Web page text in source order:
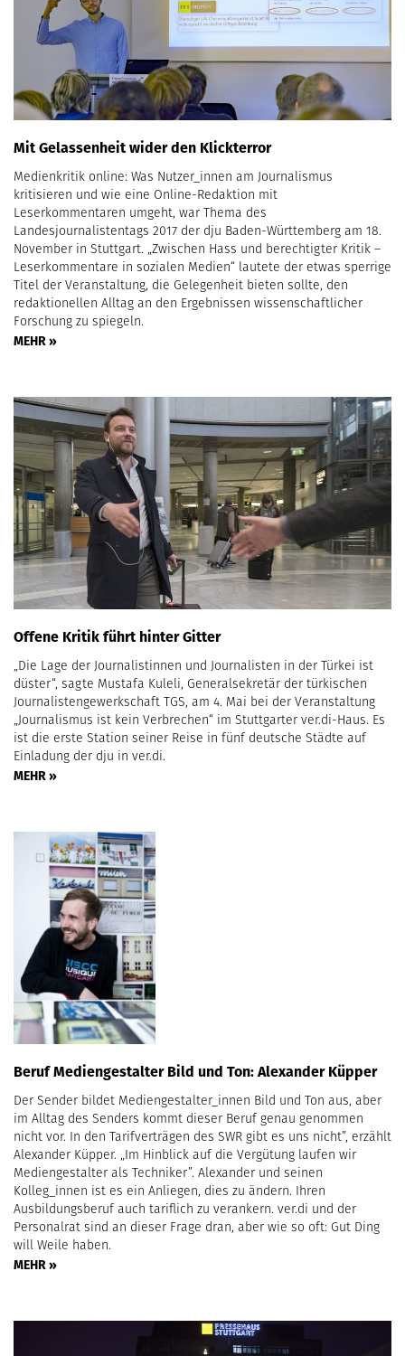
Mit Gelassenheit wider den Klickterror
Medienkritik online: Was Nutzer_innen am Journalismus
kritisieren und wie eine Online-Redaktion mit
Leserkommentaren umgeht, war Thema des
Landesjournalistentags 2017 der dju Baden-Württemberg am 18.
November in Stuttgart. „Zwischen Hass und berechtigter Kritik –
Leserkommentare in sozialen Medien“ lautete der etwas sperrige
Titel der Veranstaltung, die Gelegenheit bieten sollte, den
redaktionellen Alltag an den Ergebnissen wissenschaftlicher
Forschung zu spiegeln.
MEHR »
Offene Kritik führt hinter Gitter
„Die Lage der Journalistinnen und Journalisten in der Türkei ist
düster“, sagte Mustafa Kuleli, Generalsekretär der türkischen
Journalistengewerkschaft TGS, am 4. Mai bei der Veranstaltung
„Journalismus ist kein Verbrechen“ im Stuttgarter ver.di-Haus. Es
ist die erste Station seiner Reise in fünf deutsche Städte auf
Einladung der dju in ver.di.
MEHR »
Beruf Mediengestalter Bild und Ton: Alexander Küpper
Der Sender bildet Mediengestalter_innen Bild und Ton aus, aber
im Alltag des Senders kommt dieser Beruf genau genommen
nicht vor. In den Tarifverträgen des SWR gibt es uns nicht”, erzählt
Alexander Küpper. „Im Hinblick auf die Vergütung laufen wir
Mediengestalter als Techniker”. Alexander und seinen
Kolleg_innen ist es ein Anliegen, dies zu ändern. Ihren
Ausbildungsberuf auch tariflich zu verankern. ver.di und der
Personalrat sind an dieser Frage dran, aber wie so oft: Gut Ding
will Weile haben.
MEHR »